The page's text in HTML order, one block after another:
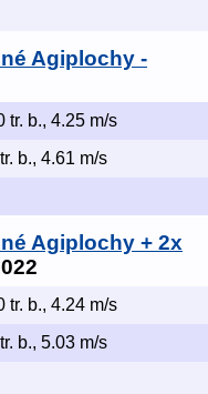
Agiplochy -
tr. b., 4.25 m/s
b., 4.61 m/s
Agiplochy + 2x
tr. b., 4.24 m/s
b., 5.03 m/s